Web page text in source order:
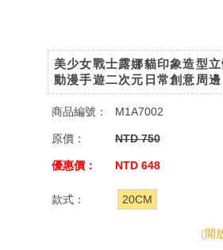
美少女戰士露娜貓印象造型
動漫手遊二次元日常創意周邊
商品編號： M1A7002
原價： NTD 750
優惠價： NTD 648
款式： 20CM
(開